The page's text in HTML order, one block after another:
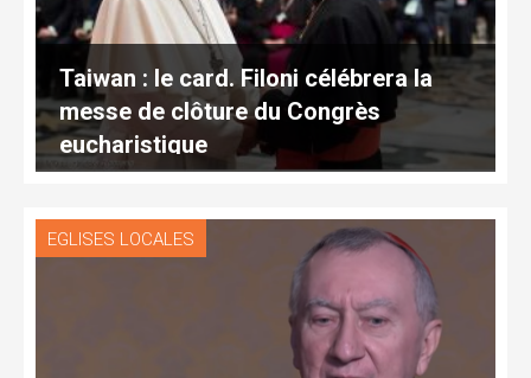
Taiwan : le card. Filoni célébrera la
messe de clôture du Congrès
eucharistique
EGLISES LOCALES